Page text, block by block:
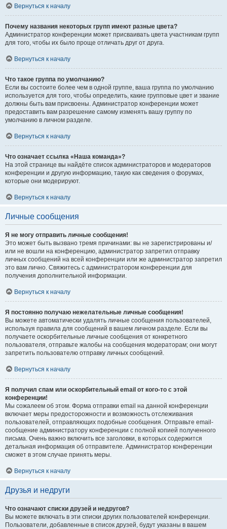
Вернуться к началу
Почему названия некоторых групп имеют разные цвета?
Администратор конференции может присваивать цвета участникам групп
для того, чтобы их было проще отличать друг от друга.
Вернуться к началу
Что такое группа по умолчанию?
Если вы состоите более чем в одной группе, ваша группа по умолчанию
используется для того, чтобы определить, какие групповые цвет и звание
должны быть вам присвоены. Администратор конференции может
предоставить вам разрешение самому изменять вашу группу по
умолчанию в личном разделе.
Вернуться к началу
Что означает ссылка «Наша команда»?
На этой странице вы найдёте список администраторов и модераторов
конференции и другую информацию, такую как сведения о форумах,
которые они модерируют.
Вернуться к началу
Личные сообщения
Я не могу отправить личные сообщения!
Это может быть вызвано тремя причинами: вы не зарегистрированы и/
или не вошли на конференцию, администратор запретил отправку
личных сообщений на всей конференции или же администратор запретил
это вам лично. Свяжитесь с администратором конференции для
получения дополнительной информации.
Вернуться к началу
Я постоянно получаю нежелательные личные сообщения!
Вы можете автоматически удалять личные сообщения пользователей,
используя правила для сообщений в вашем личном разделе. Если вы
получаете оскорбительные личные сообщения от конкретного
пользователя, отправьте жалобы на сообщения модераторам; они могут
запретить пользователю отправку личных сообщений.
Вернуться к началу
Я получил спам или оскорбительный email от кого-то с этой
конференции!
Мы сожалеем об этом. Форма отправки email на данной конференции
включает меры предосторожности и возможность отслеживания
пользователей, отправляющих подобные сообщения. Отправьте email-
сообщение администратору конференции с полной копией полученного
письма. Очень важно включить все заголовки, в которых содержится
детальная информация об отправителе. Администратор конференции
сможет в этом случае принять меры.
Вернуться к началу
Друзья и недруги
Что означают списки друзей и недругов?
Вы можете включать в эти списки других пользователей конференции.
Пользователи, добавленные в список друзей, будут указаны в вашем